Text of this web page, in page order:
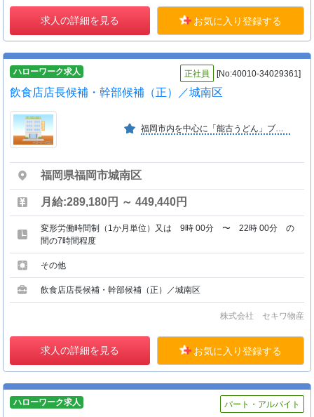
求人の詳細を見る お気に入り登録する
ハローワーク求人 正社員 [No:40010-34029361]
飲食店店長候補・幹部候補（正）／城南区
福岡市内を中心に「能古うどん」ブランドにて８店舗を展開する会社です。有限会社能古うどんと同じオーナーです。食品卸業としては、岩田屋三越、博多大丸などと取引が有ります。
福岡県福岡市城南区
月給:289,180円 ～ 449,440円
変形労働時間制（1か月単位）又は 9時 00分 〜 22時 00分 の
間の7時間程度
その他
飲食店店長候補・幹部候補（正）／城南区
株式会社 セキワ物産
求人の詳細を見る お気に入り登録する
ハローワーク求人
パート・アルバイト